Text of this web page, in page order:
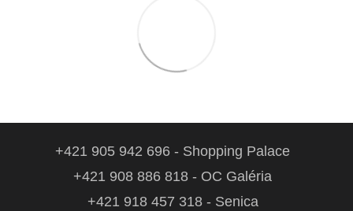
+421 905 942 696 - Shopping Palace
+421 908 886 818 - OC Galéria
+421 918 457 318 - Senica